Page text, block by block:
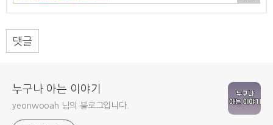
댓글
누구나 아는 이야기
yeonwooah 님의 블로그입니다.